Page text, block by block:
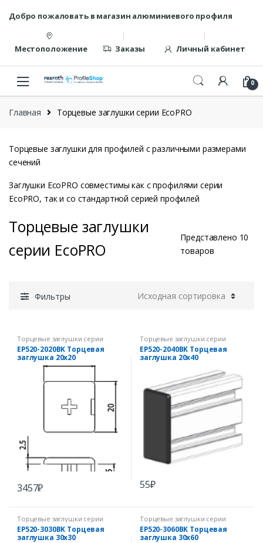
содержанию
Добро пожаловать в магазин алюминиевого профиля
Местоположение Заказы Личный кабинет
0
Главная Торцевые заглушки серии EcoPRO
Торцевые заглушки для профилей с различными размерами
сечений
Заглушки EcoPRO совместимы как с профилями серии
EcoPRO, так и со стандартной серией профилей
Торцевые заглушки
серии EcoPRO
Представлено 10
товаров
Фильтры
Торцевые заглушки серии
EcoPRO
EP520-2020BK Торцевая
заглушка 20х20
3457₽
Торцевые заглушки серии
EcoPRO
EP520-2040BK Торцевая
заглушка 20х40
55₽
Торцевые заглушки серии
EcoPRO
EP520-3030BK Торцевая
заглушка 30х30
Торцевые заглушки серии
EcoPRO
EP520-3060BK Торцевая
заглушка 30х60